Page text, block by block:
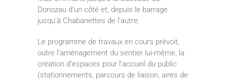
Donozau d’un côté et, depuis le barrage
jusqu’à Chabanettes de l’autre.
Le programme de travaux en cours prévoit,
outre l’aménagement du sentier lui-même, la
création d’espaces pour l’accueil du public
(stationnements, parcours de liaison, aires de